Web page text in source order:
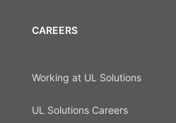
CAREERS
Working at UL Solutions
UL Solutions Careers